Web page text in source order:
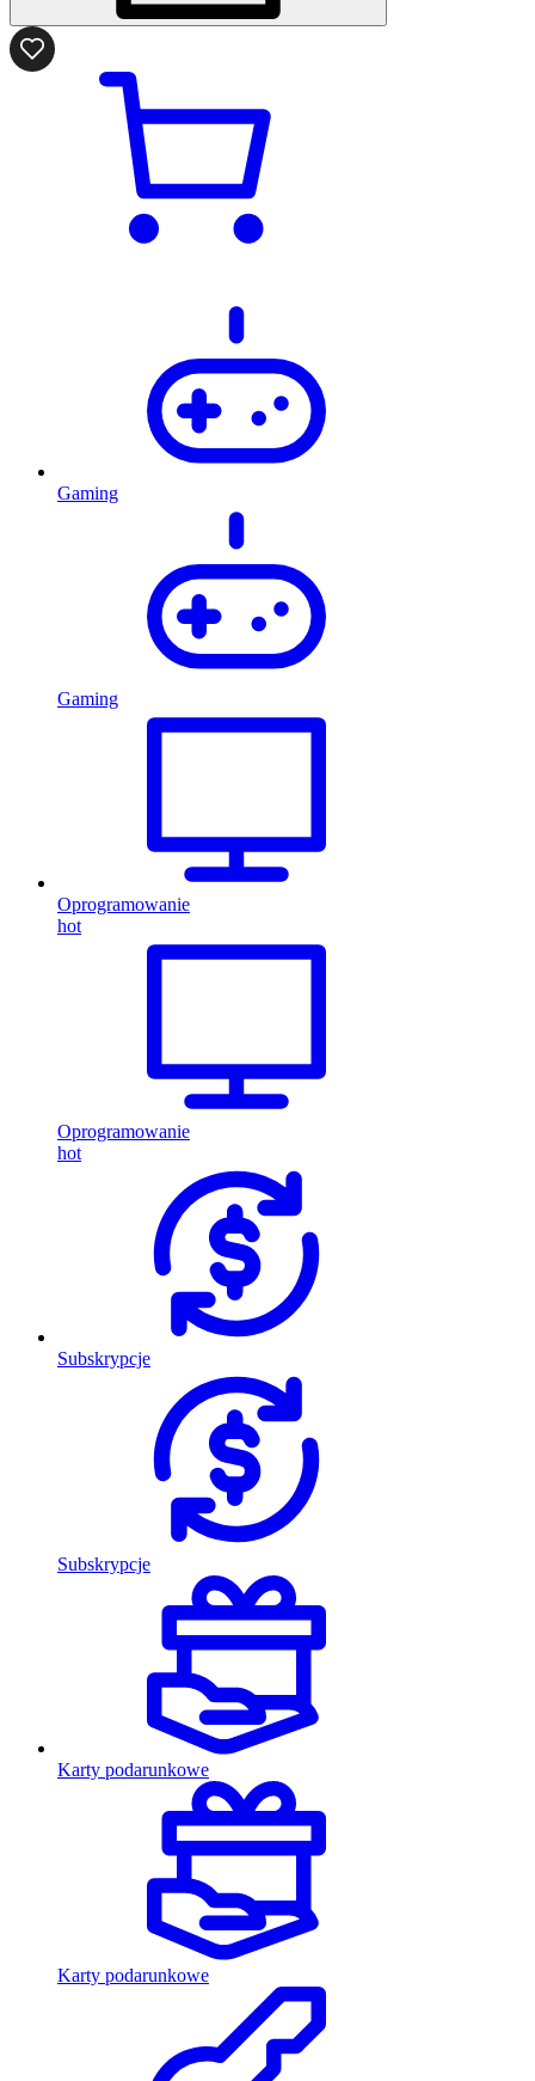
Gaming
Gaming
Oprogramowanie
hot
Oprogramowanie
hot
Subskrypcje
Subskrypcje
Karty podarunkowe
Karty podarunkowe